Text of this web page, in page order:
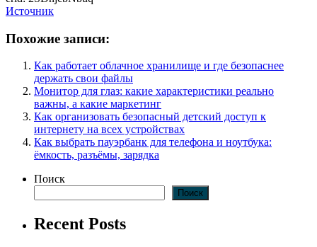
Источник
Похожие записи:
Как работает облачное хранилище и где безопаснее
держать свои файлы
Монитор для глаз: какие характеристики реально
важны, а какие маркетинг
Как организовать безопасный детский доступ к
интернету на всех устройствах
Как выбрать пауэрбанк для телефона и ноутбука:
ёмкость, разъёмы, зарядка
Поиск
Поиск
Recent Posts